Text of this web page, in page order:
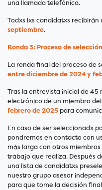
una llamada telefónica.
Todxs lxs candidatxs recibirán
septiembre.
Ronda 3: Proceso de
La ronda final del proceso de
entre diciembre de 2024 y
Tras la entrevista inicial de
electrónico de un miembro
febrero de 2025 para
En caso de ser seleccionadx
pondremos en contacto con
más larga con otros
trabajo que realiza. Después
una lista de candidatxs
nuestro grupo asesor
para que tome la decisión